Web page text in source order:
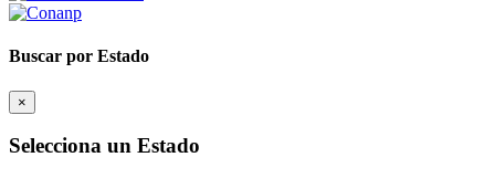
Buscar por Estado
×
Selecciona un Estado